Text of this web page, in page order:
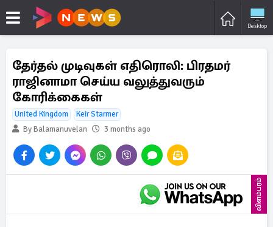
Desktop
தேர்தல் முடிவுகள் எதிரொலி: பிரதமர்
ராஜினாமா செய்ய வலுத்துவரும்
கோரிக்கைகள்
United Kingdom
Keir Starmer
By Balamanuvelan
3 months ago
விளம்பரம்